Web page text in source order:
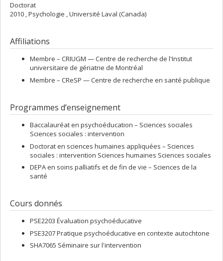
Doctorat
2010 , Psychologie , Université Laval (Canada)
Affiliations
Membre – CRIUGM — Centre de recherche de l'Institut
universitaire de gériatrie de Montréal
Membre – CReSP — Centre de recherche en santé publique
Programmes d’enseignement
Baccalauréat en psychoéducation – Sciences sociales
Sciences sociales : intervention
Doctorat en sciences humaines appliquées – Sciences
sociales : intervention Sciences humaines Sciences sociales
DEPA en soins palliatifs et de fin de vie – Sciences de la
santé
Cours donnés
PSE2203 Évaluation psychoéducative
PSE3207 Pratique psychoéducative en contexte autochtone
SHA7065 Séminaire sur l'intervention